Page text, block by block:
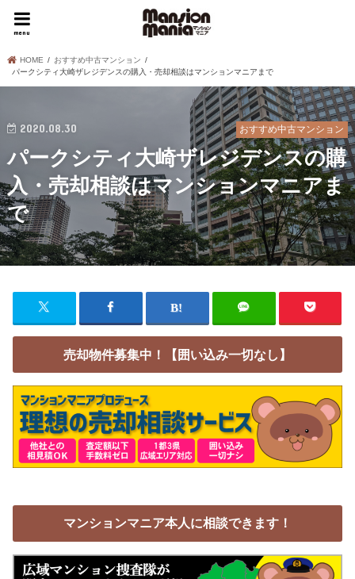
menu
HOME
おすすめ中古マンション
パークシティ大崎ザレジデンスの購入・売却相談はマンションマニアまで
おすすめ中古マンション
2020.08.30
パークシティ大崎ザレジデンスの購
入・売却相談はマンションマニアま
で
売却物件募集中！【囲い込み一切なし】
マンションマニア本人に相談できます！